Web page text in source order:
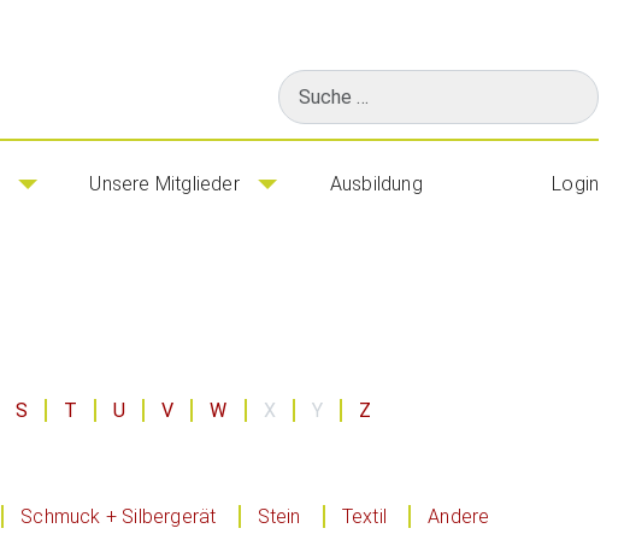
Suchen
Unsere Mitglieder Ausbildung Login
S T U V W X Y Z
Schmuck + Silbergerät Stein Textil
Andere